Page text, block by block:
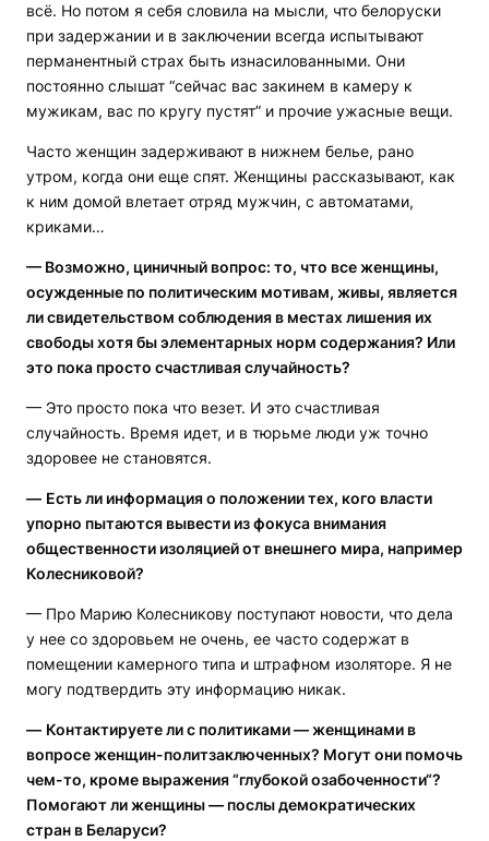
всё. Но потом я себя словила на мысли, что белоруски
при задержании и в заключении всегда испытывают
перманентный страх быть изнасилованными. Они
постоянно слышат “сейчас вас закинем в камеру к
мужикам, вас по кругу пустят” и прочие ужасные вещи.
Часто женщин задерживают в нижнем белье, рано
утром, когда они еще спят. Женщины рассказывают, как
к ним домой влетает отряд мужчин, с автоматами,
криками…
— Возможно, циничный вопрос: то, что все женщины,
осужденные по политическим мотивам, живы, является
ли свидетельством соблюдения в местах лишения их
свободы хотя бы элементарных норм содержания? Или
это пока просто счастливая случайность?
— Это просто пока что везет. И это счастливая
случайность. Время идет, и в тюрьме люди уж точно
здоровее не становятся.
— Есть ли информация о положении тех, кого власти
упорно пытаются вывести из фокуса внимания
общественности изоляцией от внешнего мира, например
Колесниковой?
— Про Марию Колесникову поступают новости, что дела
у нее со здоровьем не очень, ее часто содержат в
помещении камерного типа и штрафном изоляторе. Я не
могу подтвердить эту информацию никак.
— Контактируете ли с политиками—женщинами в
вопросе женщин-политзаключенных? Могут они помочь
чем-то, кроме выражения “глубокой озабоченности“?
Помогают ли женщины— послы демократических
стран в Беларуси?